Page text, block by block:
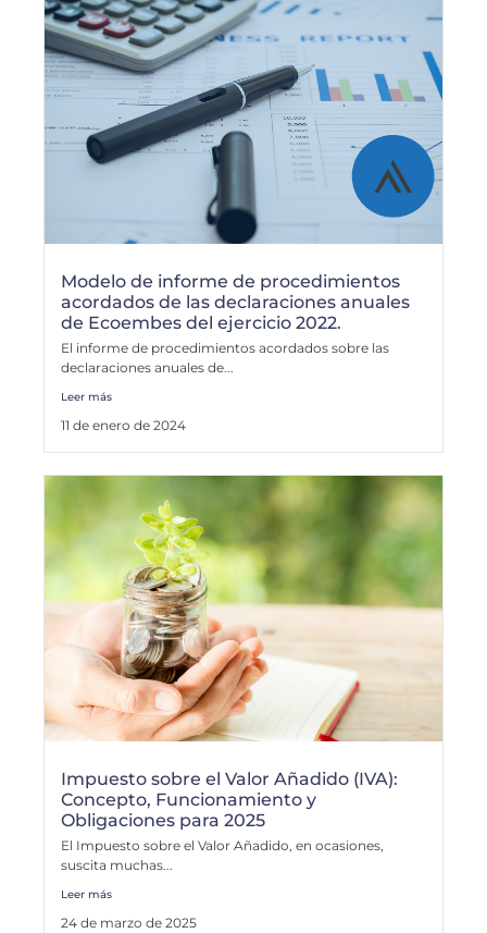
Modelo de informe de procedimientos
acordados de las declaraciones anuales
de Ecoembes del ejercicio 2022.
El informe de procedimientos acordados sobre las
declaraciones anuales de...
Leer más
11 de enero de 2024
Impuesto sobre el Valor Añadido (IVA):
Concepto, Funcionamiento y
Obligaciones para 2025
El Impuesto sobre el Valor Añadido, en ocasiones,
suscita muchas...
Leer más
24 de marzo de 2025